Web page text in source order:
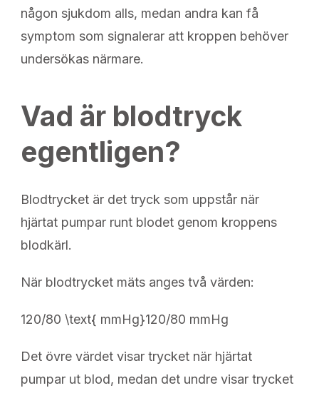
någon sjukdom alls, medan andra kan få
symptom som signalerar att kroppen behöver
undersökas närmare.
Vad är blodtryck
egentligen?
Blodtrycket är det tryck som uppstår när
hjärtat pumpar runt blodet genom kroppens
blodkärl.
När blodtrycket mäts anges två värden:
120/80 \text{ mmHg}120/80 mmHg
Det övre värdet visar trycket när hjärtat
pumpar ut blod, medan det undre visar trycket